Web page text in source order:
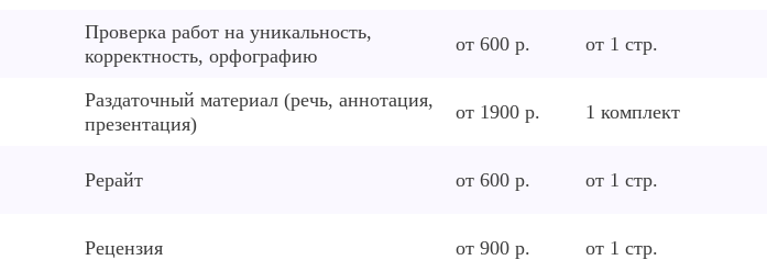
Проверка работ на уникальность,
корректность, орфографию
от 600 р. от 1 стр.
Раздаточный материал (речь, аннотация,
презентация)
от 1900 р. 1 комплект
Рерайт от 600 р. от 1 стр.
Рецензия от 900 р. от 1 стр.